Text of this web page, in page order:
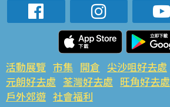
活動展覽 市集 開倉 尖沙咀好去處
元朗好去處 荃灣好去處 旺角好去處
戶外郊遊 社會福利